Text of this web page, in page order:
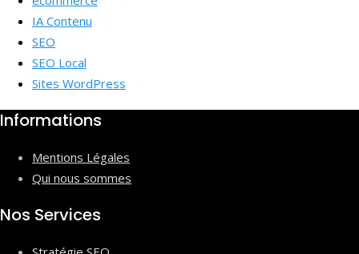
IA Contenu
SEO
SEO Local
Sites WordPress
Informations
Mentions Légales
Qui nous sommes
Nos Services